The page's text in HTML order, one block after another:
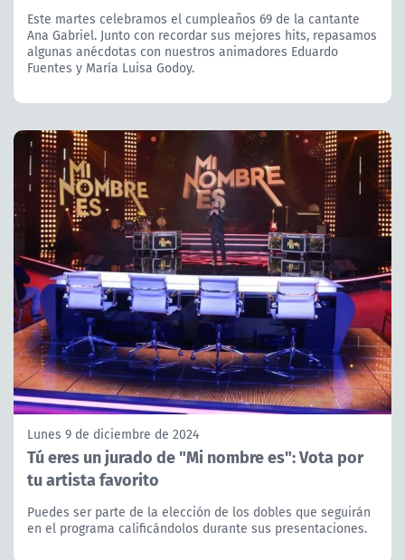
Este martes celebramos el cumpleaños 69 de la cantante
Ana Gabriel. Junto con recordar sus mejores hits, repasamos
algunas anécdotas con nuestros animadores Eduardo
Fuentes y María Luisa Godoy.
Lunes 9 de diciembre de 2024
Tú eres un jurado de "Mi nombre es": Vota por
tu artista favorito
Puedes ser parte de la elección de los dobles que seguirán
en el programa calificándolos durante sus presentaciones.